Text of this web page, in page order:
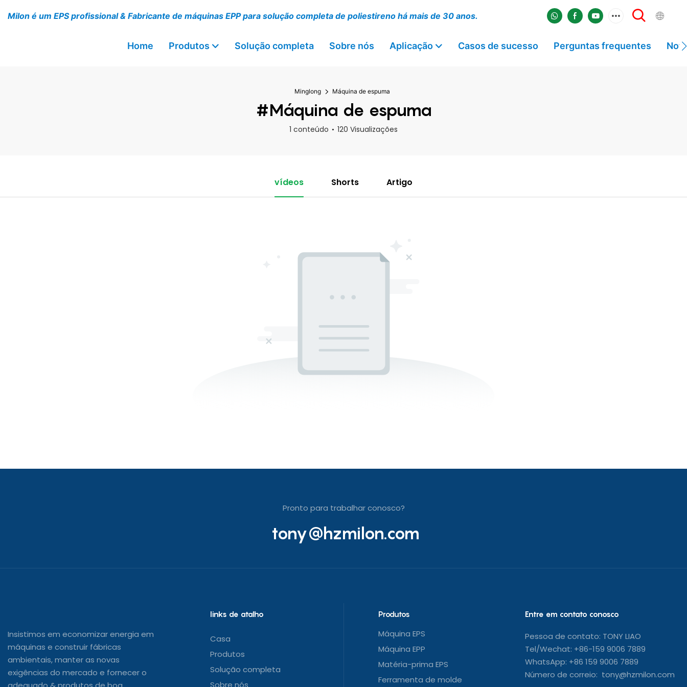
Milon é um EPS profissional & Fabricante de máquinas EPP para solução completa de poliestireno há mais de 30 anos.
Home Produtos Solução completa Sobre nós Aplicação Casos de sucesso Perguntas frequentes
Minglong Máquina de espuma
#Máquina de espuma
1 conteúdo 120 Visualizações
vídeos Shorts Artigo
Pronto para trabalhar conosco?
tony@hzmilon.com
Insistimos em economizar energia em
máquinas e construir fábricas
ambientais, manter as novas
exigências do mercado e fornecer o
links de atalho
Casa
Produtos
Solução completa
Sobre nós
Produtos
Máquina EPS
Máquina EPP
Matéria-prima EPS
Ferramenta de molde
Entre em contato conosco
Pessoa de contato: TONY LIAO
Tel/Wechat: +86-159 9006 7889
WhatsApp: +86 159 9006 7889
Número de correio: tony@hzmilon.com